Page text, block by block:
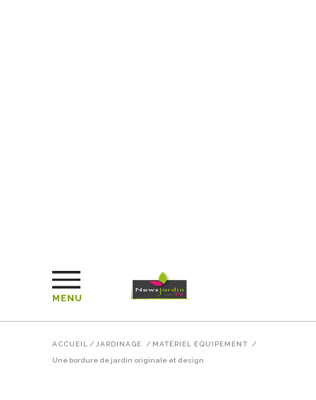
MENU
ACCUEIL / JARDINAGE / MATÉRIEL ÉQUIPEMENT /
Une bordure de jardin originale et design